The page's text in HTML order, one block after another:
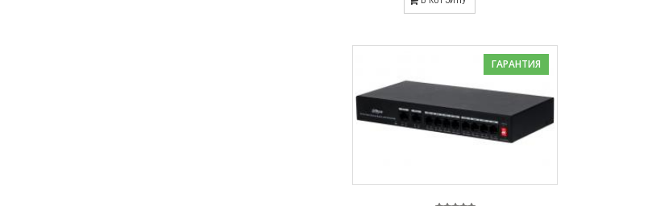
ГАРАНТИЯ